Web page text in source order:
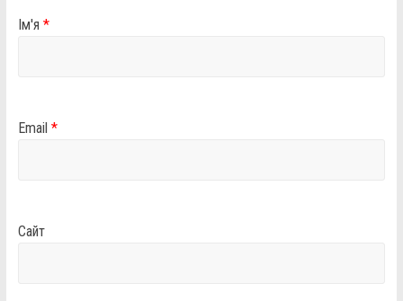
Ім'я *
Email *
Сайт